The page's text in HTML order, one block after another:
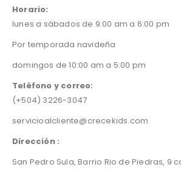
Horario:
lunes a sábados de 9:00 am a 6:00 pm
Por temporada navideña
domingos de 10:00 am a 5:00 pm
Teléfono y correo:
(+504) 3226-3047
servicioalcliente@crecekids.com
Dirección :
San Pedro Sula, Barrio Rio de Piedras, 9